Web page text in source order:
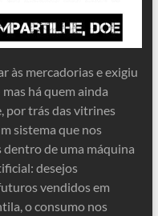
às mercadorias e exigiu
há quem ainda
por trás das vitrines
sistema que nos
de uma máquina
desejos
vendidos em
o consumo nos